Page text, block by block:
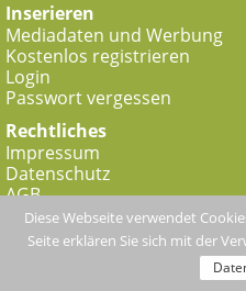
Inserieren
Mediadaten und Werbung
Kostenlos registrieren
Login
Passwort vergessen
Rechtliches
Impressum
Datenschutz
AGB
Copyright
© 2011-2026
Diese Webseite verwendet
Seite erklären Sie sich mit der